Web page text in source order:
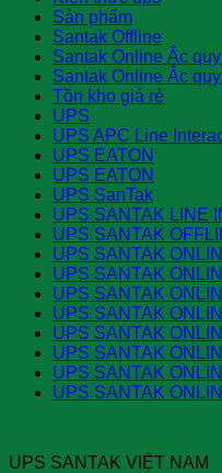
Sản phẩm
Santak Offline
Santak Online Ắc
Santak Online Ắc
Tồn kho giá rẻ
UPS
UPS APC Line
UPS EATON
UPS EATON
UPS SanTak
UPS SANTAK LINE
UPS SANTAK
UPS SANTAK
UPS SANTAK
UPS SANTAK
UPS SANTAK
UPS SANTAK
UPS SANTAK
UPS SANTAK
UPS SANTAK
UPS SANTAK VIỆT NAM